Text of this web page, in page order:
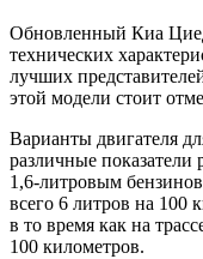
Обновленный Киа
технических
лучших
этой модели стоит
Варианты двигателя
различные показатели
1,6-литровым
всего 6 литров на 100
в то время как на
100 километров.